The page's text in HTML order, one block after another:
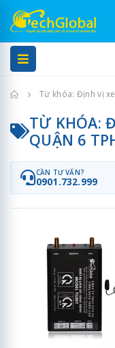
Trang chủTừ khóa: Định vị
TỪ KHÓA:
QUẬN 6
CẦN TƯ VẤN?
0901.732.999